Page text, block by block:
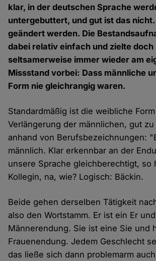
klar, in der deutschen Sprache
untergebuttert, und gut ist das nicht.
geändert werden. Die
dabei relativ einfach und zielte doch
seltsamerweise immer wieder am
Missstand vorbei: Dass männliche
Form nie gleichrangig waren.
Standardmäßig ist die weibliche
Verlängerung der männlichen, gut
anhand von Berufsbezeichnungen:
männlich. Klar erkennbar an der
unsere Sprache gleichberechtigt, so
Kollegin, na, wie? Logisch: Bäckin.
Beide gehen derselben Tätigkeit
also den Wortstamm. Er ist ein Er
Männerendung. Sie ist eine Sie und
Frauenendung. Jedem Geschlecht
das ließe sich dann problemarm